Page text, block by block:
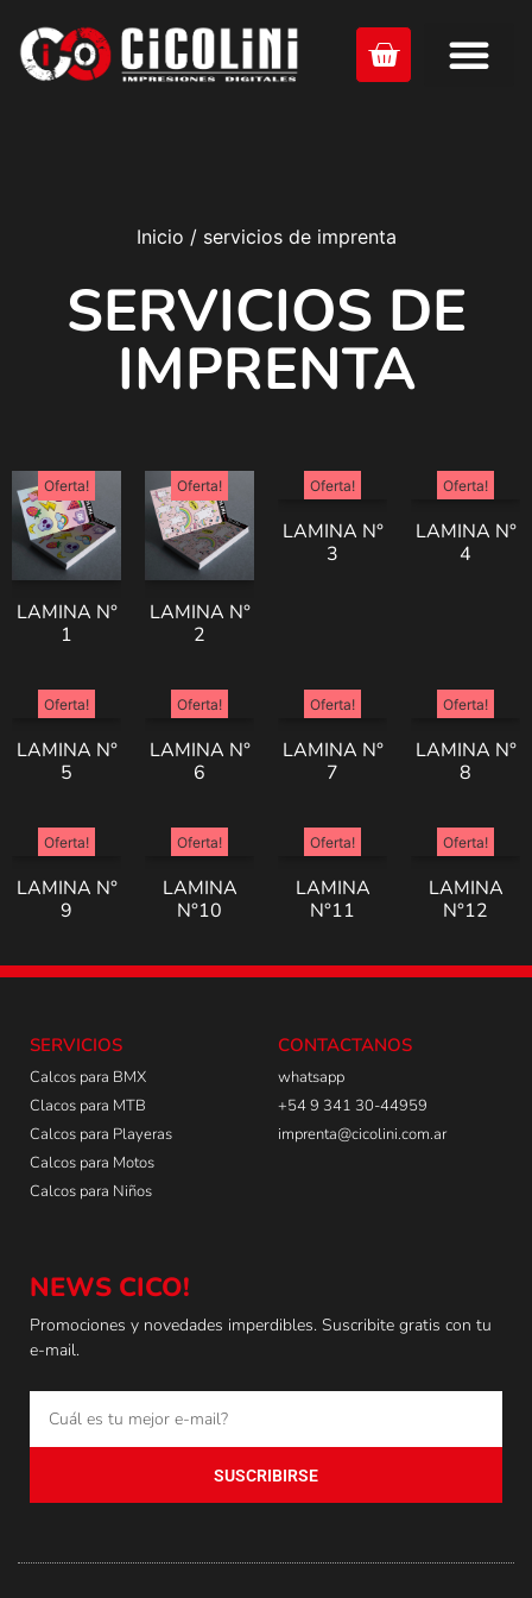
Inicio / servicios de imprenta
SERVICIOS DE
IMPRENTA
Oferta!
LAMINA N°
1
Oferta!
LAMINA N°
2
Oferta!
LAMINA N°
3
Oferta!
LAMINA N°
4
Oferta!
LAMINA N°
5
Oferta!
LAMINA N°
6
Oferta!
LAMINA N°
7
Oferta!
LAMINA N°
8
Oferta!
LAMINA N°
9
Oferta!
LAMINA
N°10
Oferta!
LAMINA
N°11
Oferta!
LAMINA
N°12
SERVICIOS
Calcos para BMX
Clacos para MTB
Calcos para Playeras
Calcos para Motos
Calcos para Niños
CONTACTANOS
whatsapp
+54 9 341 30-44959
imprenta@cicolini.com.ar
NEWS CICO!
Promociones y novedades imperdibles. Suscribite gratis con tu
e-mail.
SUSCRIBIRSE